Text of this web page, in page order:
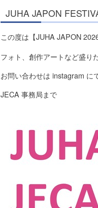
JUHA JAPON
この度は【JUHA JAPON
フォト、創作アートなど盛り
お問い合わせは instagram に
JECA 事務局まで